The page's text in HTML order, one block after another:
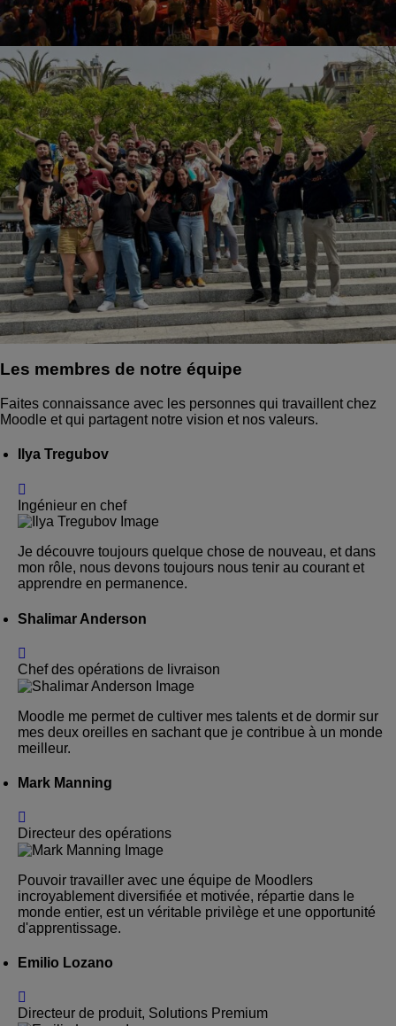
Les membres de notre équipe
Faites connaissance avec les personnes qui travaillent chez
Moodle et qui partagent notre vision et nos valeurs.
Ilya Tregubov
Ingénieur en chef
Je découvre toujours quelque chose de nouveau, et dans
mon rôle, nous devons toujours nous tenir au courant et
apprendre en permanence.
Shalimar Anderson
Chef des opérations de livraison
Moodle me permet de cultiver mes talents et de dormir sur
mes deux oreilles en sachant que je contribue à un monde
meilleur.
Mark Manning
Directeur des opérations
Pouvoir travailler avec une équipe de Moodlers
incroyablement diversifiée et motivée, répartie dans le
monde entier, est un véritable privilège et une opportunité
d'apprentissage.
Emilio Lozano
Directeur de produit, Solutions Premium